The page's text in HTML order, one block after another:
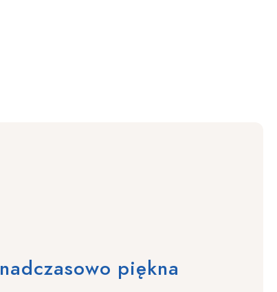
piękna